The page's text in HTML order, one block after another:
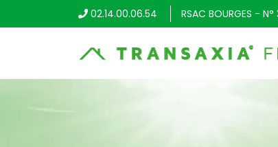
02.14.00.06.54 RSAC BOURGES -